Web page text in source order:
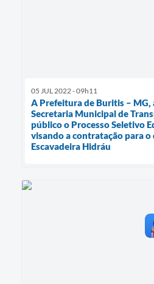
05 JUL 2022 - 09h11
A Prefeitura de Buritis – MG,
Secretaria Municipal de
público o Processo Seletivo
visando a contratação para o
Escavadeira Hidráu